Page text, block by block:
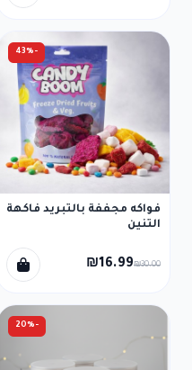
-43%
فواكه مجففة بالتبريد فاكهة
التنين
₪16.99₪30.00
-20%